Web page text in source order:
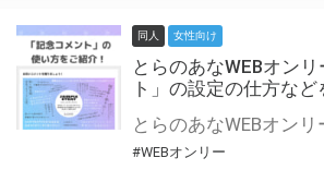
同人 女性向け
とらのあなWEBオン
ト」の設定の仕方など
#WEBオンリー